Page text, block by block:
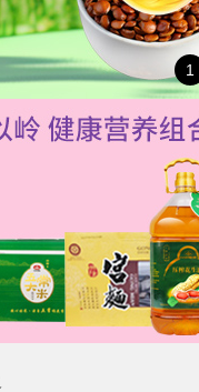
1